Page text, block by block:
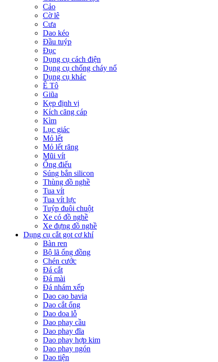
Cảo
Cờ lê
Cưa
Dao kéo
Đầu tuýp
Đục
Dụng cụ cách điện
Dụng cụ chống cháy nổ
Dụng cụ khác
Ê Tô
Giũa
Kẹp định vị
Kích căng cáp
Kìm
Lục giác
Mỏ lết
Mỏ lết răng
Mũi vít
Ống điếu
Súng bắn silicon
Thùng đồ nghề
Tua vít
Tua vít lực
Tuýp đuôi chuột
Xe có đồ nghề
Xe đựng đồ nghề
Dụng cụ cắt gọt cơ khí
Bàn ren
Bộ lã ống đồng
Chén cước
Đá cắt
Đá mài
Đá nhám xếp
Dao cạo bavia
Dao cắt ống
Dao doa lỗ
Dao phay cầu
Dao phay đĩa
Dao phay hợp kim
Dao phay ngón
Dao tiện